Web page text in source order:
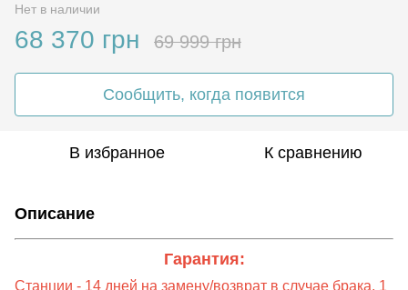
Нет в наличии
68 370 грн 69 999 грн
Сообщить, когда появится
В избранное К сравнению
Описание
Гарантия:
Станции - 14 дней на замену/возврат в случае брака, 1